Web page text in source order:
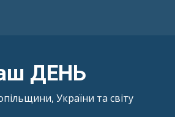
ДЕНЬ
України та світу